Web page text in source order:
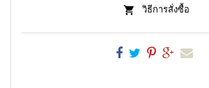
วิธีการสั่งซื้อ